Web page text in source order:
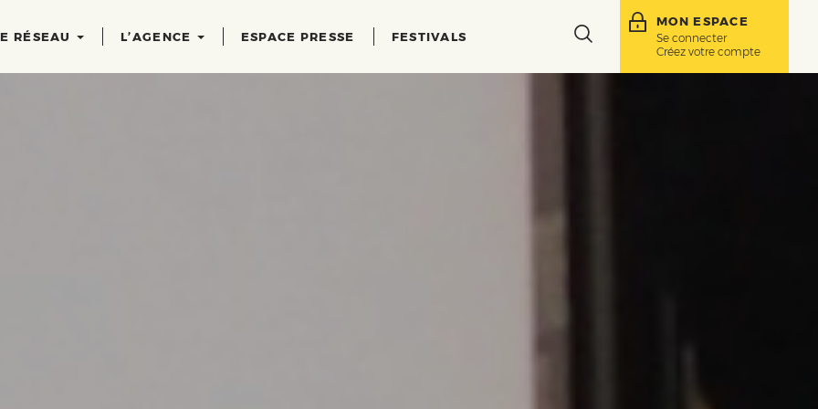
RÉSEAU L’AGENCE ESPACE PRESSE FESTIVALS
Toggle
bar
MON ESPACE
Se connecter
Créez votre compte